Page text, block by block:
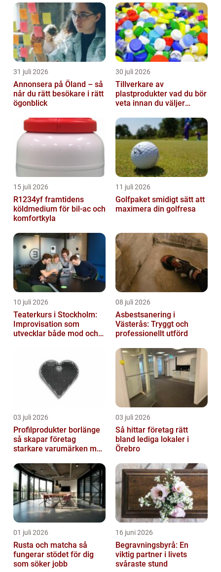
31 juli 2026
Annonsera på Öland – så
når du rätt besökare i rätt
ögonblick
30 juli 2026
Tillverkare av
plastprodukter vad du bör
veta innan du väljer
15 juli 2026
R1234yf framtidens
köldmedium för bil-ac och
komfortkyla
11 juli 2026
Golfpaket smidigt sätt att
maximera din golfresa
10 juli 2026
Teaterkurs i Stockholm:
Improvisation som
utvecklar både mod och
08 juli 2026
Asbestsanering i
Västerås: Tryggt och
professionellt utförd
03 juli 2026
Profilprodukter borlänge
så skapar företag
starkare varumärken med
03 juli 2026
Så hittar företag rätt
bland lediga lokaler i
Örebro
01 juli 2026
Rusta och matcha så
fungerar stödet för dig
som söker jobb
16 juni 2026
Begravningsbyrå: En
viktig partner i livets
svåraste stund